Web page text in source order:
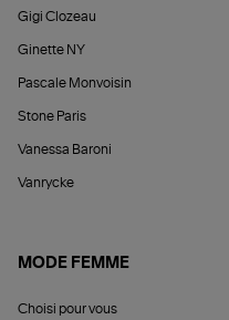
Gigi Clozeau
Ginette NY
Pascale Monvoisin
Stone Paris
Vanessa Baroni
Vanrycke
MODE FEMME
Choisi pour vous